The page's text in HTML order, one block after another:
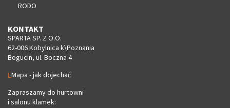
RODO
KONTAKT
SPARTA SP. Z O.O.
62-006 Kobylnica k\Poznania
Bogucin, ul. Boczna 4
Mapa - jak dojechać
Zapraszamy do hurtowni
i salonu klamek: